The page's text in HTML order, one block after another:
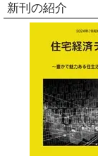
新刊の紹介